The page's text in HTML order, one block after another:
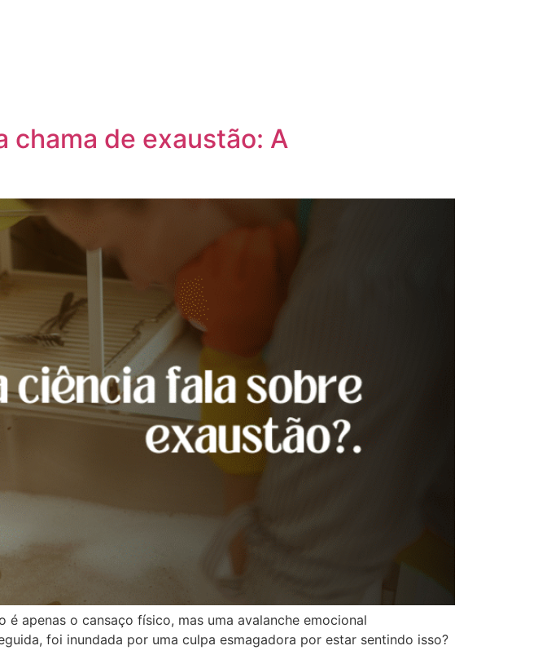
chama de exaustão: A
apenas o cansaço físico, mas uma avalanche emocional
foi inundada por uma culpa esmagadora por estar sentindo isso?